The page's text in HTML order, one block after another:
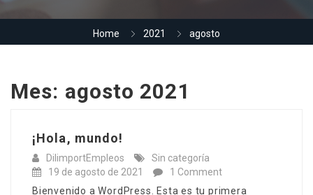
Home 2021 agosto
Mes: agosto 2021
¡Hola, mundo!
DilimportEmpleos
Sin categoría
19 de agosto de 2021
1 Comment
Bienvenido a WordPress. Esta es tu primera